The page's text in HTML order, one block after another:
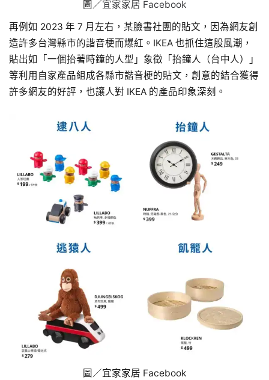
圖／宜家家居 Facebook
再例如 2023 年 7 月左右，某臉書社團的貼文，因為網友創
造許多台灣縣市的諧音梗而爆紅。IKEA 也抓住這股風潮，
貼出如「一個抬著時鐘的人型」象徵「抬鐘人（台中人）」
等利用自家產品組成各縣市諧音梗的貼文，創意的結合獲得
許多網友的好評，也讓人對 IKEA 的產品印象深刻。
圖／宜家家居 Facebook